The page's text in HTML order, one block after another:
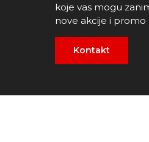
koje vas mogu
nove akcije i promo
Kontakt